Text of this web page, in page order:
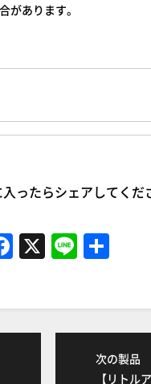
があります。
ったらシェアしてくだ
F
a
e
X Li
n
次の製品
【リトル